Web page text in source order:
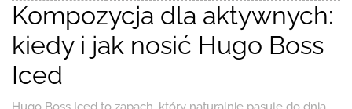
Kompozycja dla aktywnych:
kiedy i jak nosić Hugo Boss
Iced